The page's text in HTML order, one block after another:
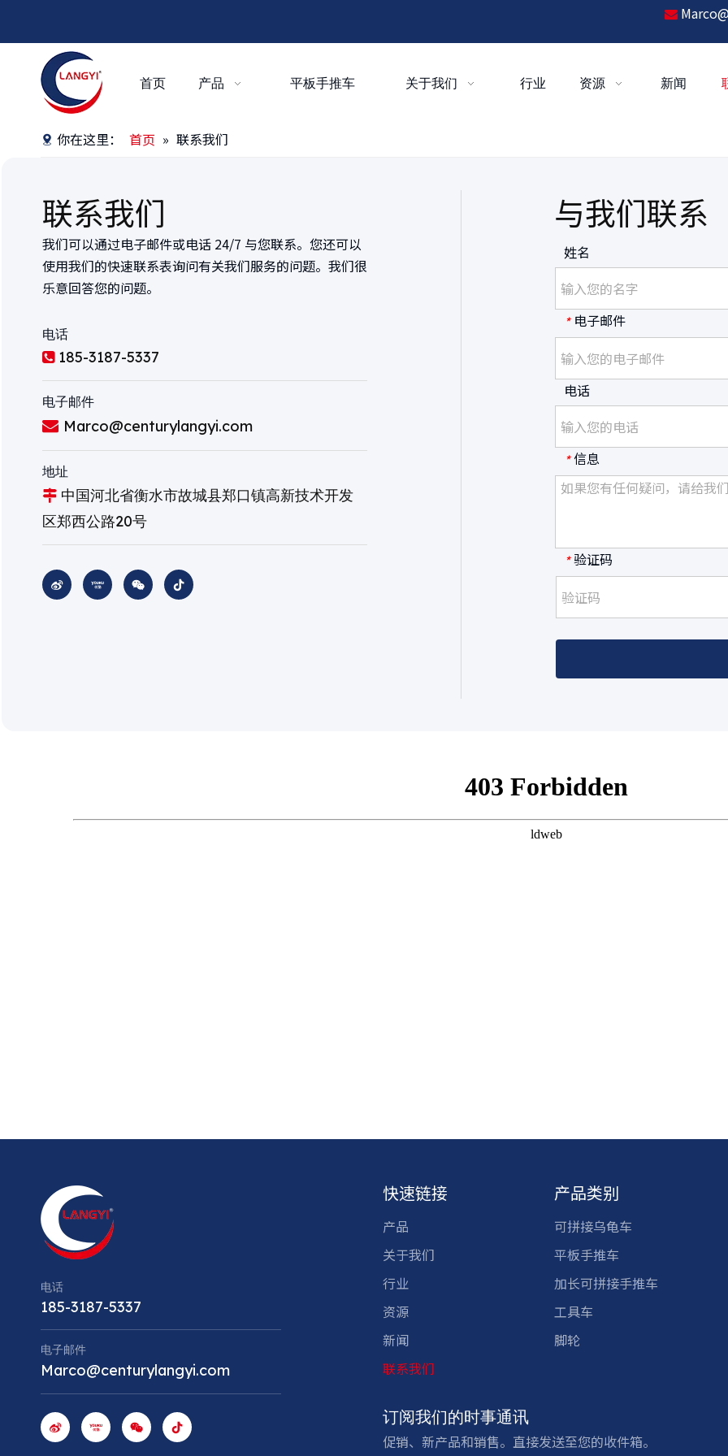

首页 产品 平板手推车 关于我们 行业 资源 新闻
你在这里： 首页 » 联系我们
联系我们
我们可以通过电子邮件或电话 24/7 与您联系。您还可以
使用我们的快速联系表询问有关我们服务的问题。我们很
乐意回答您的问题。
电话
185-3187-5337
电子邮件
 Marco@centurylangyi.com
地址
 中国河北省衡水市故城县郑口镇高新技术开发
区郑西公路20号
与我们联系
姓名
* 电子邮件
电话
* 信息
* 验证码
电话
185-3187-5337
电子邮件
Marco@centurylangyi.com
快速链接
产品
关于我们
行业
资源
新闻
联系我们
产品类别
可拼接乌龟车
平板手推车
加长可拼接手推车
工具车
脚轮
订阅我们的时事通讯
促销、新产品和销售。直接发送至您的收件箱。